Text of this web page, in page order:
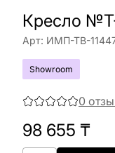
Кресло
Арт: ИМП-ТВ-
Showroom
0
98 655 ₸